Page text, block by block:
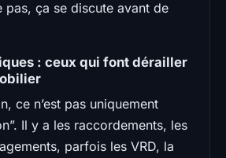
pas, ça se discute avant de
: ceux qui font dérailler
ce n’est pas uniquement
Il y a les raccordements, les
parfois les VRD, la